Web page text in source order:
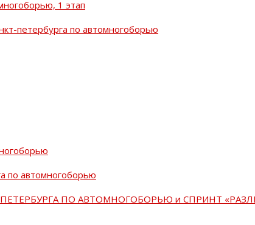
1 этап
петербурга по автомногоборью
по автомногоборью
ПО АВТОМНОГОБОРЬЮ и СПРИНТ